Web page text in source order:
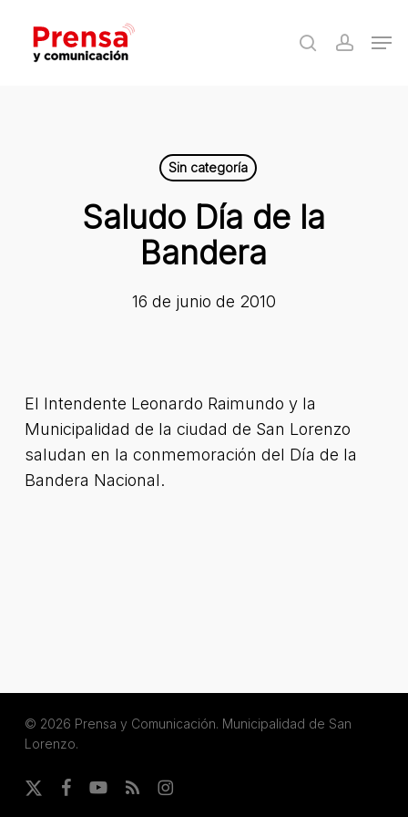
main
search
Sin categoría
Saludo Día de la
Bandera
16 de junio de 2010
El Intendente Leonardo Raimundo y la
Municipalidad de la ciudad de San Lorenzo
saludan en la conmemoración del Día de la
Bandera Nacional.
© 2026 Prensa y Comunicación. Municipalidad de San
Lorenzo.
x-
facebookyoutube
RSS instagram